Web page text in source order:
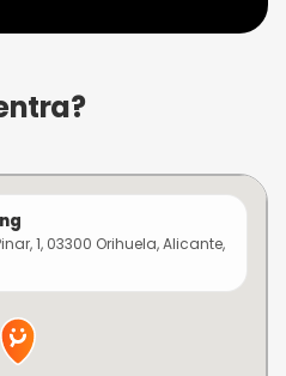
1, 03300 Orihuela, Alicante,